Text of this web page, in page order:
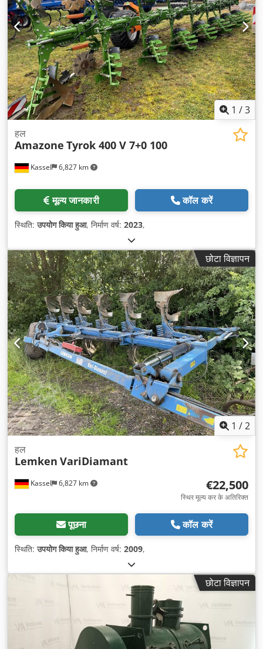
1 /3
Kassel 6,827 km
हल
Amazone Tyrok 400 V 7+0 100
मूल्य जानकारी कॉल करें
स्थिति:उपयोग किया हुआ, निर्माण वर्ष: 2023,
छोटा विज्ञापन
1 /2
Kassel 6,827 km
हल
Lemken VariDiamant
€22,500
स्थिर मूल्य कर के अतिरिक्त
पूछना कॉल करें
स्थिति:उपयोग किया हुआ, निर्माण वर्ष: 2009,
छोटा विज्ञापन